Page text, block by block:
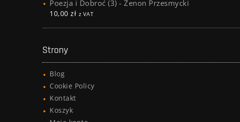
Poezja i Dobroć (3) - Zenon Przesmycki
10,00 zł z VAT
Strony
Blog
Cookie Policy
Kontakt
Koszyk